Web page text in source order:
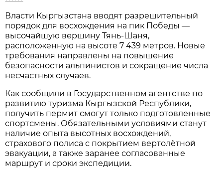
Власти Кыргызстана вводят разрешительный
порядок для восхождения на пик Победы —
высочайшую вершину Тянь-Шаня,
расположенную на высоте 7 439 метров. Новые
требования направлены на повышение
безопасности альпинистов и сокращение числа
несчастных случаев.
Как сообщили в Государственном агентстве по
развитию туризма Кыргызской Республики,
получить пермит смогут только подготовленные
спортсмены. Обязательными условиями станут
наличие опыта высотных восхождений,
страхового полиса с покрытием вертолётной
эвакуации, а также заранее согласованные
маршрут и сроки экспедиции.